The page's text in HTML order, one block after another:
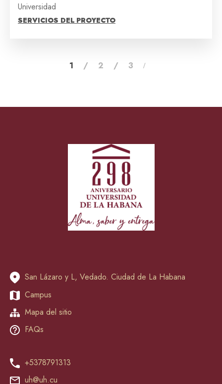
Universidad
SERVICIOS DEL PROYECTO
1 2 3
San Lázaro y L, Vedado. Ciudad de La Habana
Campus
Mapa del sitio
FAQs
+5378791313
uh@uh.cu